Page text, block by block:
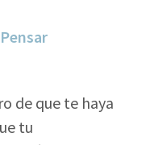
de que te haya
tu